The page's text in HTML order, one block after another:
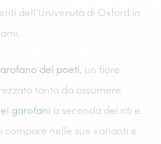
dell’Università di Oxford in
dei poeti, un fiore
tanto da assumere
garofani a seconda dei riti e
compare nelle sue varianti e